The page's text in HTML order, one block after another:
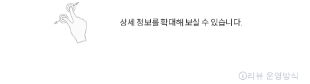
상세 정보를 확대해 보실 수 있습니다.